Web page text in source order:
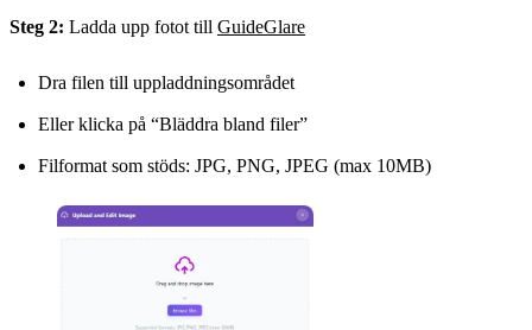
Steg 2: Ladda upp fotot till GuideGlare
Dra filen till uppladdningsområdet
Eller klicka på “Bläddra bland filer”
Filformat som stöds: JPG, PNG, JPEG (max 10MB)